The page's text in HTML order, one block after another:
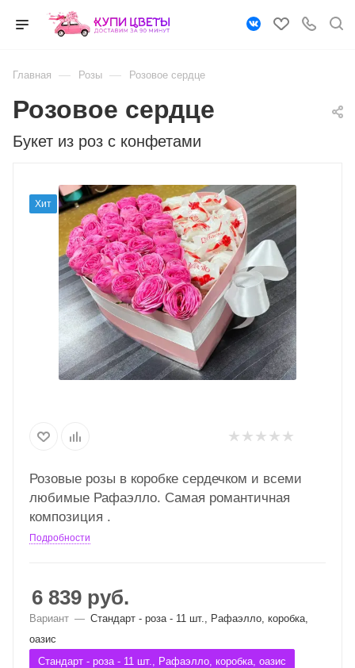
Главная — Розы — Розовое сердце
Букет из роз с конфетами
Розовое сердце
Хит
Розовые розы в коробке сердечком и всеми
любимые Рафаэлло. Самая романтичная
композиция .
Подробности
6 839 руб.
Вариант — Стандарт - роза - 11 шт., Рафаэлло, коробка,
оазис
Стандарт - роза - 11 шт., Рафаэлло, коробка, оазис